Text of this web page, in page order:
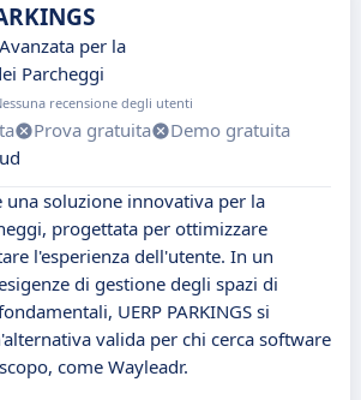
per la
Parcheggi
recensione degli utenti
Prova gratuita
Demo gratuita
una soluzione innovativa per la
progettata per ottimizzare
l'esperienza dell'utente. In un
di gestione degli spazi di
UERP PARKINGS si
valida per chi cerca software
come Wayleadr.